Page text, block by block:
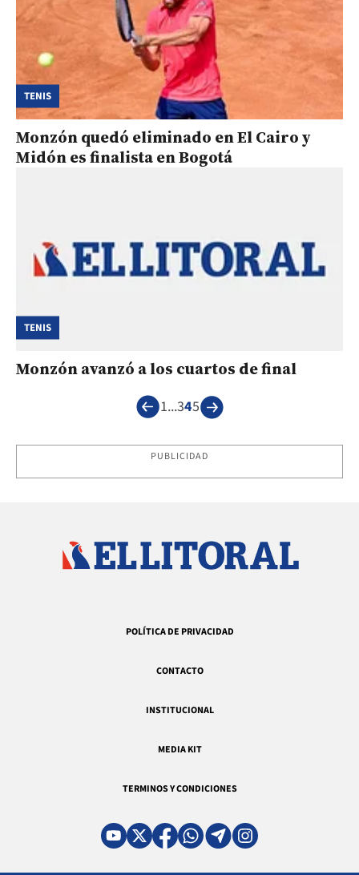
TENIS
Monzón quedó eliminado en El Cairo y
Midón es finalista en Bogotá
TENIS
Monzón avanzó a los cuartos de final
1...345
PUBLICIDAD
POLÍTICA DE PRIVACIDAD
CONTACTO
INSTITUCIONAL
MEDIA KIT
TERMINOS Y CONDICIONES